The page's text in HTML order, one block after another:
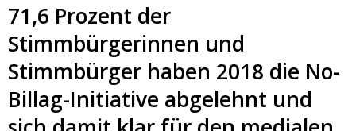
71,6 Prozent der
Stimmbürgerinnen und
Stimmbürger haben 2018 die No-
Billag-Initiative abgelehnt und